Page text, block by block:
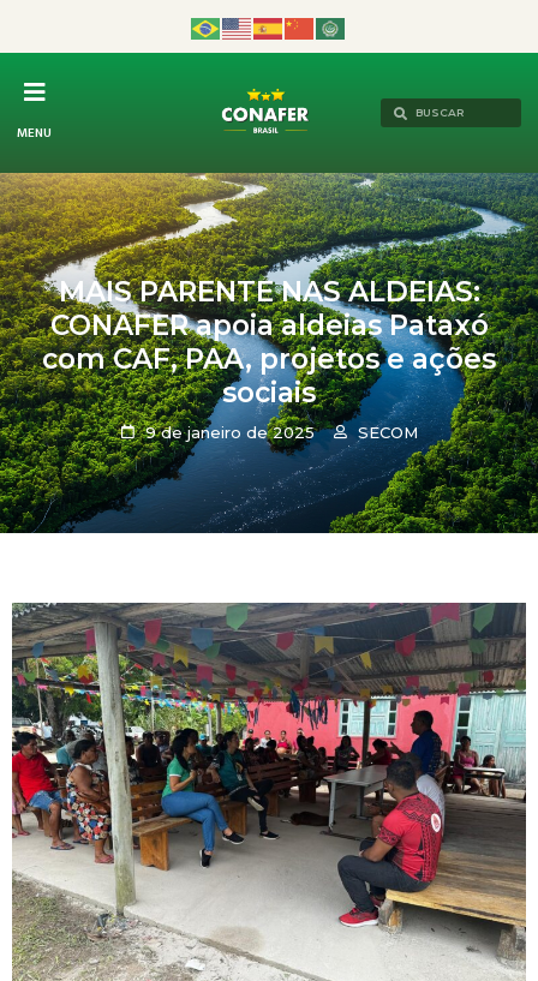
MENU
MAIS PARENTE NAS ALDEIAS:
CONAFER apoia aldeias Pataxó
com CAF, PAA, projetos e ações
sociais
9 de janeiro de 2025 SECOM